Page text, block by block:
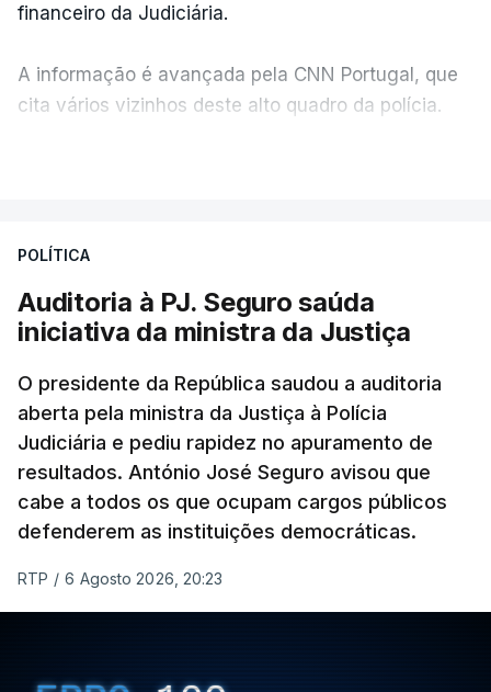
financeiro da Judiciária.
A informação é avançada pela CNN Portugal, que
cita vários vizinhos deste alto quadro da polícia.
apreendido numa operação de droga.
POLÍTICA
Auditoria à PJ. Seguro saúda
iniciativa da ministra da Justiça
O presidente da República saudou a auditoria
aberta pela ministra da Justiça à Polícia
Judiciária e pediu rapidez no apuramento de
resultados. António José Seguro avisou que
cabe a todos os que ocupam cargos públicos
defenderem as instituições democráticas.
RTP / 6 Agosto 2026, 20:23